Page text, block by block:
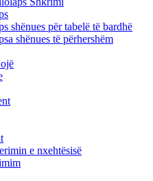
shënues për tabelë të bardhë
shënues të përhershëm
e nxehtësisë